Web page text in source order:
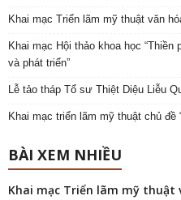
Khai mạc Triển lãm mỹ thuật văn
Khai mạc Hội thảo khoa học
và phát triển”
Lễ tảo tháp Tổ sư Thiệt Diệu Liễu
Khai mạc triển lãm mỹ thuật chủ đề
BÀI XEM NHIỀU
Khai mạc Triển lãm mỹ thuật